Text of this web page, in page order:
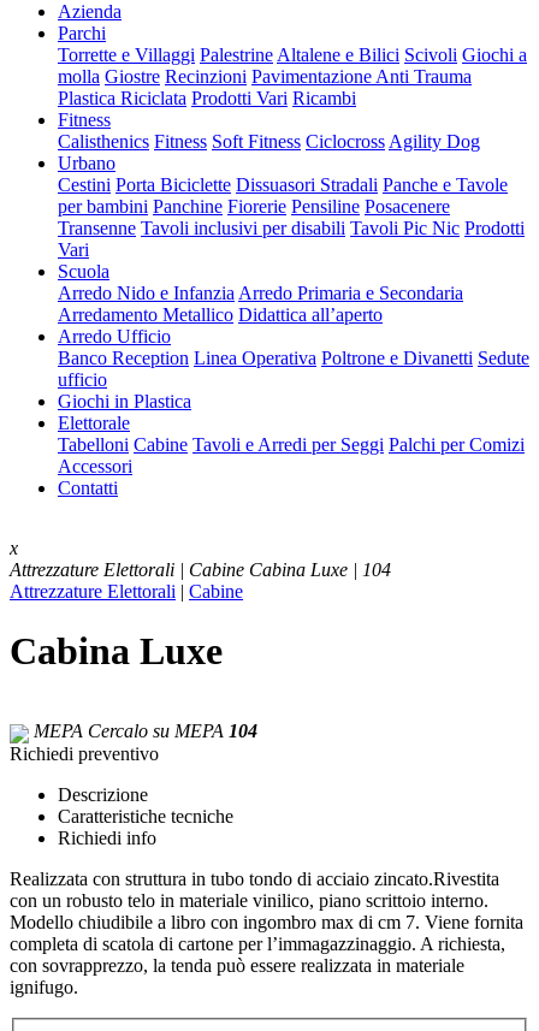
Azienda
Parchi
Torrette e Villaggi Palestrine Altalene e Bilici Scivoli Giochi a
molla Giostre Recinzioni Pavimentazione Anti Trauma
Plastica Riciclata Prodotti Vari Ricambi
Fitness
Calisthenics Fitness Soft Fitness Ciclocross Agility Dog
Urbano
Cestini Porta Biciclette Dissuasori Stradali Panche e Tavole
per bambini Panchine Fiorerie Pensiline Posacenere
Transenne Tavoli inclusivi per disabili Tavoli Pic Nic Prodotti
Vari
Scuola
Arredo Nido e Infanzia Arredo Primaria e Secondaria
Arredamento Metallico Didattica all’aperto
Arredo Ufficio
Banco Reception Linea Operativa Poltrone e Divanetti Sedute
ufficio
Giochi in Plastica
Elettorale
Tabelloni Cabine Tavoli e Arredi per Seggi Palchi per Comizi
Accessori
Contatti
x
Attrezzature Elettorali | Cabine Cabina Luxe | 104
Attrezzature Elettorali | Cabine
Cabina Luxe
MEPA Cercalo su MEPA 104
Richiedi preventivo
Descrizione
Caratteristiche tecniche
Richiedi info
Realizzata con struttura in tubo tondo di acciaio zincato.Rivestita
con un robusto telo in materiale vinilico, piano scrittoio interno.
Modello chiudibile a libro con ingombro max di cm 7. Viene fornita
completa di scatola di cartone per l’immagazzinaggio. A richiesta,
con sovrapprezzo, la tenda può essere realizzata in materiale
ignifugo.